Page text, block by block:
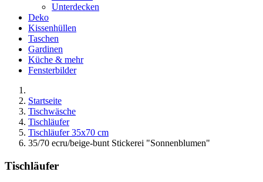
Unterdecken
Deko
Kissenhüllen
Taschen
Gardinen
Küche & mehr
Fensterbilder
Startseite
Tischwäsche
Tischläufer
Tischläufer 35x70 cm
35/70 ecru/beige-bunt Stickerei "Sonnenblumen"
Tischläufer